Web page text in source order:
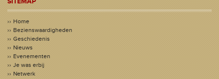
Home
Bezienswaardigheden
Geschiedenis
Nieuws
Evenementen
Je was erbij
Netwerk